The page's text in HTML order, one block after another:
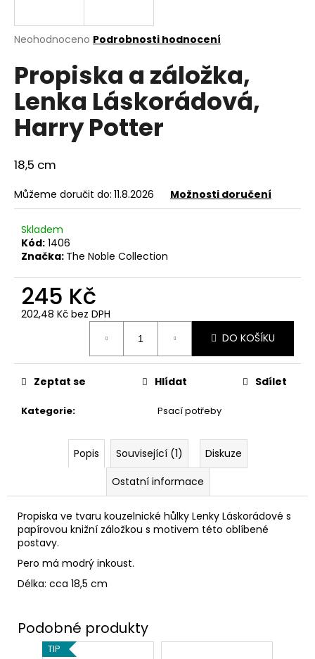
Průměrné
produktu
je
0,0
5
hvězdiček.
Neohodnoceno Podrobnosti hodnocení
Propiska a záložka,
Lenka Láskorádová,
Harry Potter
18,5 cm
Můžeme doručit do: 11.8.2026 Možnosti doručení
Skladem
Kód: 1406
Značka: The Noble Collection
245 Kč
202,48 Kč bez DPH
DO KOŠÍKU
Kategorie: Psací potřeby
Zeptat se Hlídat Sdílet
Popis Související (1)
Diskuze
Ostatní informace
Propiska ve tvaru kouzelnické hůlky Lenky Láskorádové s
papírovou knižní záložkou s motivem této oblíbené
postavy.
Pero má modrý inkoust.
Délka: cca 18,5 cm
TIP
j
t
?
D
o
p
u
č
e
m
MANDRAGORA,
INTERAKTIVNÍ
POTTER
849
Kč